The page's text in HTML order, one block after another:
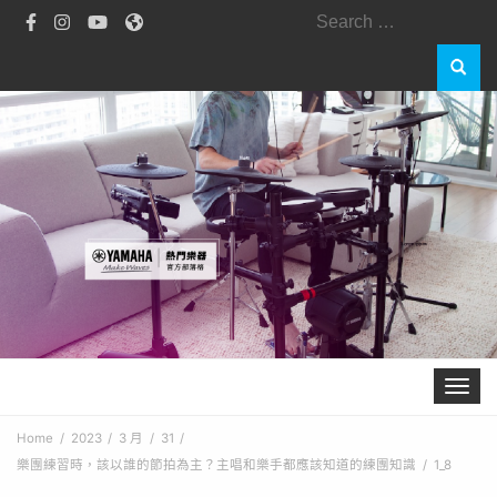
Search
Toggle
Home 2023 3 月
31
樂團練習時，該以誰的節拍為主？主唱和樂手都應該知道的練團知識
1_8